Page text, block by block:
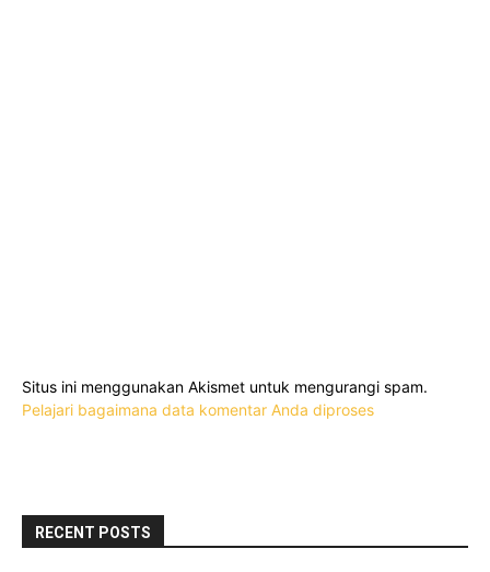
Situs ini menggunakan Akismet untuk mengurangi spam.
Pelajari bagaimana data komentar Anda diproses
RECENT POSTS